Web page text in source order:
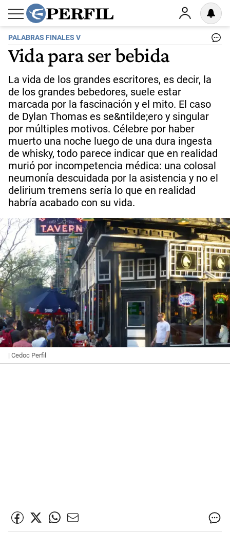
PALABRAS FINALES V
Vida para ser bebida
La vida de los grandes escritores, es decir, la
de los grandes bebedores, suele estar
marcada por la fascinación y el mito. El caso
de Dylan Thomas es se&ntilde;ero y singular
por múltiples motivos. Célebre por haber
muerto una noche luego de una dura ingesta
de whisky, todo parece indicar que en realidad
murió por incompetencia médica: una colosal
neumonía descuidada por la asistencia y no el
delirium tremens sería lo que en realidad
habría acabado con su vida.
| Cedoc Perfil